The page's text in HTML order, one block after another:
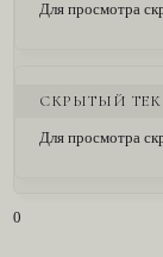
Для просмотра
СКРЫТЫЙ
Для просмотра
0